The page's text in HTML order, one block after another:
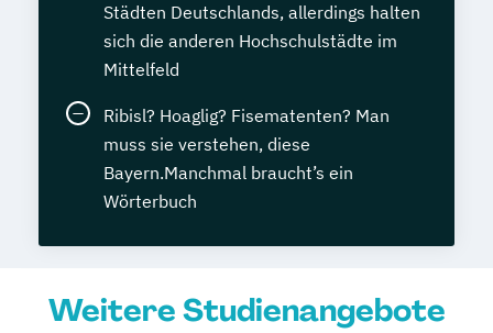
Städten Deutschlands, allerdings halten
sich die anderen Hochschulstädte im
Mittelfeld
Ribisl? Hoaglig? Fisematenten? Man
muss sie verstehen, diese
Bayern.Manchmal braucht’s ein
Wörterbuch
Weitere Studienangebote